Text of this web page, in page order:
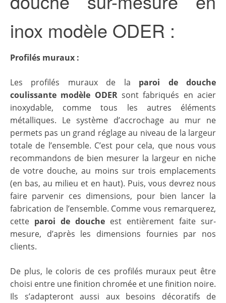
inox modèle ODER :
Profilés muraux :
Les profilés muraux de la paroi de douche
coulissante modèle ODERsont fabriqués en acier
inoxydable, comme tous les autres éléments
métalliques. Le système d’accrochage au mur ne
permets pas un grand réglage au niveau de la largeur
totale de l’ensemble. C’est pour cela, que nous vous
recommandons de bien mesurer la largeur en niche
de votre douche, au moins sur trois emplacements
(en bas, au milieu et en haut). Puis, vous devrez nous
faire parvenir ces dimensions, pour bien lancer la
fabrication de l’ensemble. Comme vous remarquerez,
cette paroi de douche est entièrement faite sur-
mesure, d’après les dimensions fournies par nos
clients.
De plus, le coloris de ces profilés muraux peut être
choisi entre une finition chromée et une finition noire.
Ils s’adapteront aussi aux besoins décoratifs de